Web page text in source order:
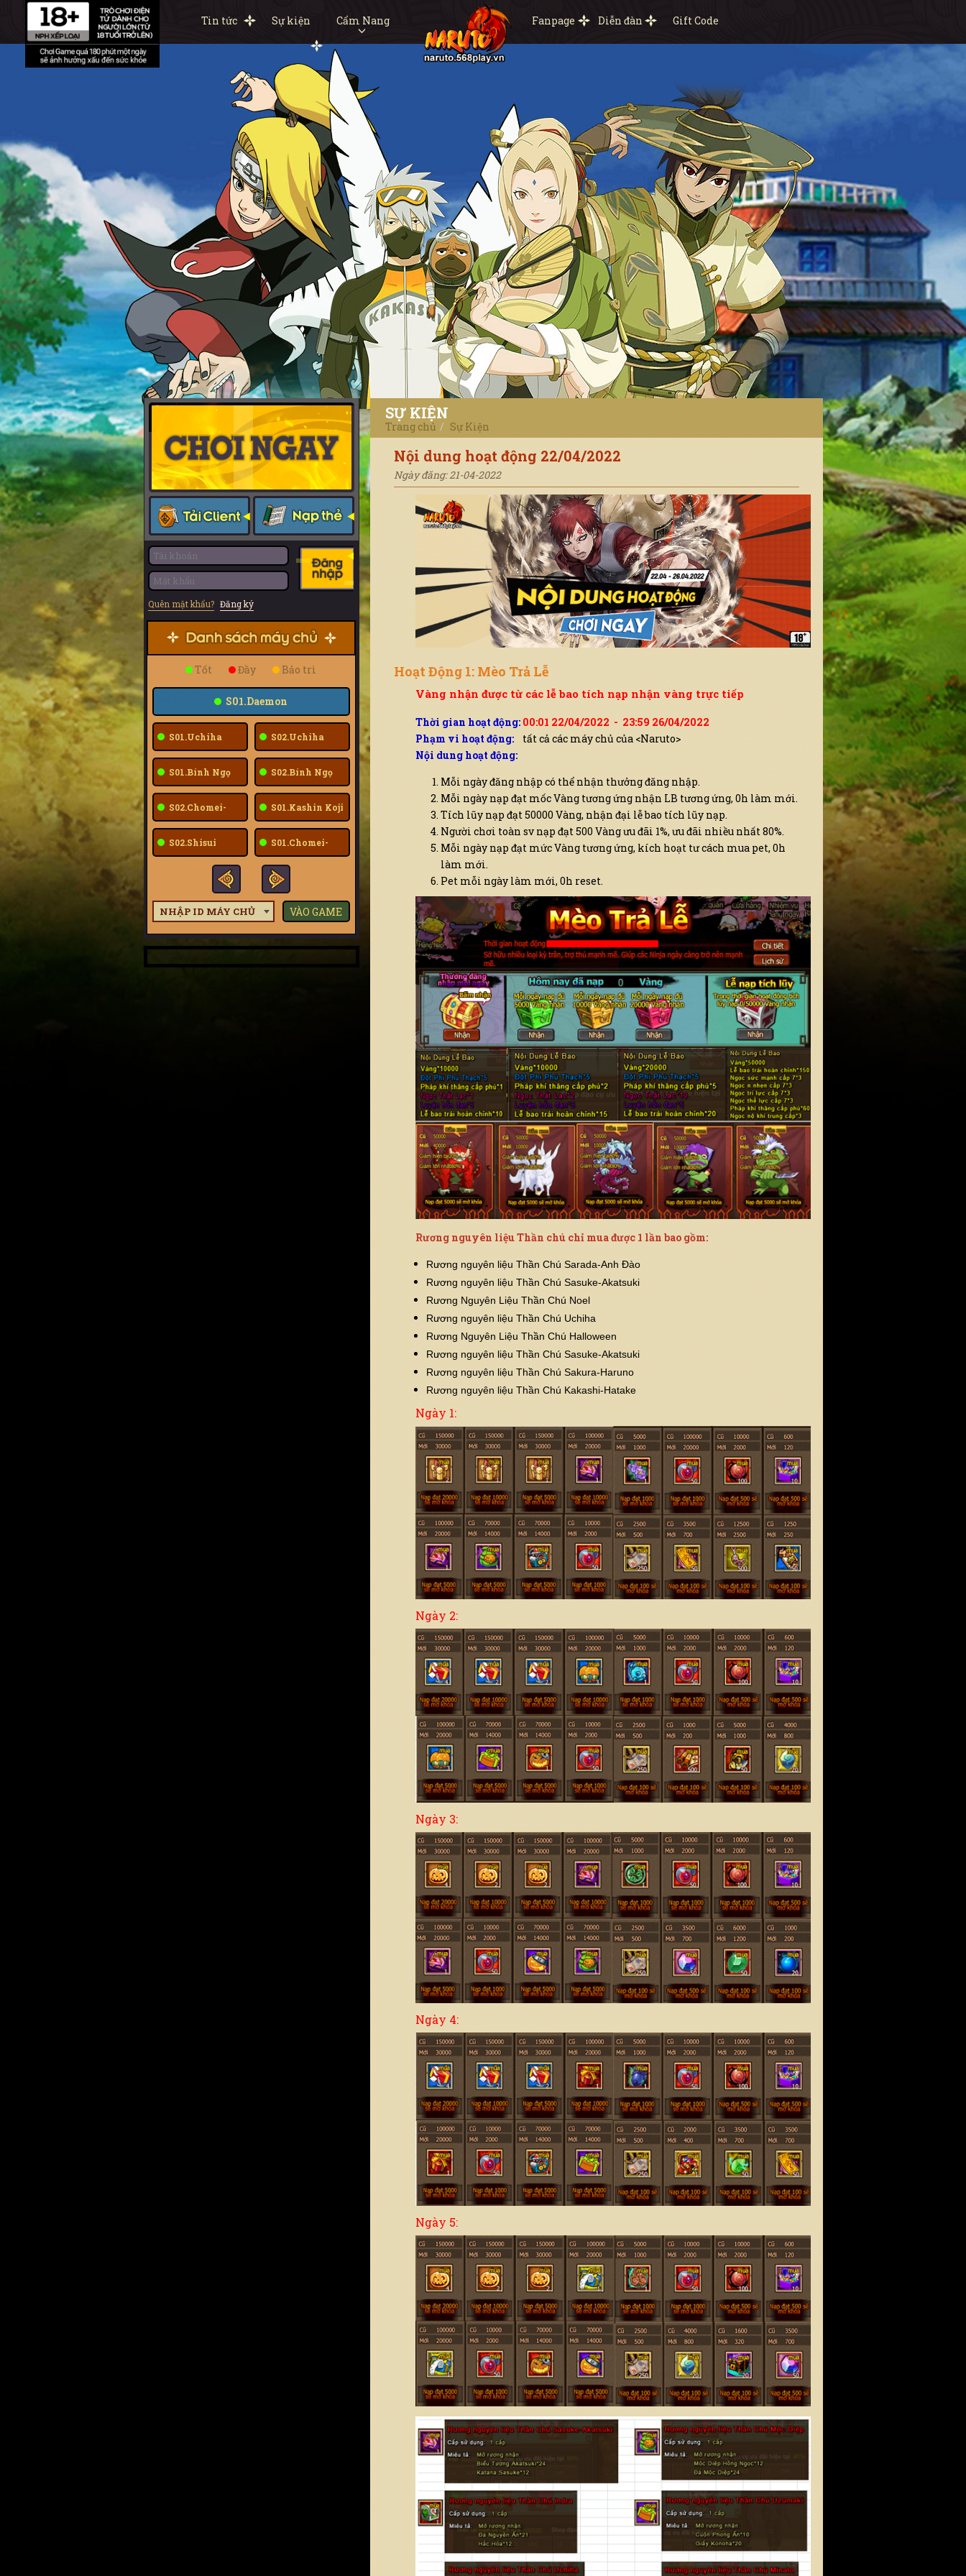
Tin tức Sự kiện Cẩm Nang Fanpage Diễn đàn Gift Code
Quên mật khẩu? Đăng ký
Tốt Đầy Bảo trì
S01.Daemon
S02.Uchiha
Sarada
S01.Uchiha
Sarada
S02.Bính Ngọ
S01.Bính Ngọ
S01.Kashin Koji
S02.Chomei-
Fuu
S01.Chomei-
Fuu
S02.Shisui
NHẬP ID MÁY CHỦ VÀO GAME
SỰ KIỆN
Trang chủ Sự Kiện
Nội dung hoạt động 22/04/2022
Ngày đăng: 21-04-2022
Hoạt Động 1: Mèo Trả Lễ
Vàng nhận được từ các lễ bao tích nạp nhận vàng trực tiếp
Thời gian hoạt động: 00:01 22/04/2022 - 23:59 26/04/2022
Phạm vi hoạt động: tất cả các máy chủ của <Naruto>
Nội dung hoạt động:
Mỗi ngày đăng nhập có thể nhận thưởng đăng nhập.
Mỗi ngày nạp đạt mốc Vàng tương ứng nhận LB tương ứng, 0h làm mới.
Tích lũy nạp đạt 50000 Vàng, nhận đại lễ bao tích lũy nạp.
Người chơi toàn sv nạp đạt 500 Vàng ưu đãi 1%, ưu đãi nhiều nhất 80%.
Mỗi ngày nạp đạt mức Vàng tương ứng, kích hoạt tư cách mua pet, 0h
làm mới.
Pet mỗi ngày làm mới, 0h reset.
Rương nguyên liệu Thần chú chỉ mua được 1 lần bao gồm:
Rương nguyên liệu Thần Chú Sarada-Anh Đào
Rương nguyên liệu Thần Chú Sasuke-Akatsuki
Rương Nguyên Liệu Thần Chú Noel
Rương nguyên liệu Thần Chú Uchiha
Rương Nguyên Liệu Thần Chú Halloween
Rương nguyên liệu Thần Chú Sasuke-Akatsuki
Rương nguyên liệu Thần Chú Sakura-Haruno
Rương nguyên liệu Thần Chú Kakashi-Hatake
Ngày 1:
Ngày 2:
Ngày 3:
Ngày 4:
Ngày 5:
Chọn server để nhận code
Vui lòng chọn